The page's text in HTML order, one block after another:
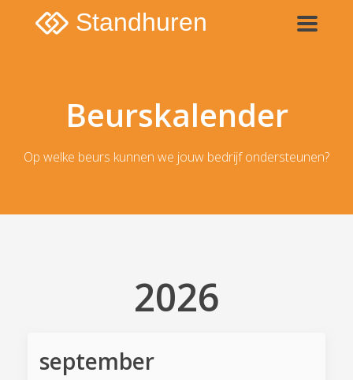
Standhuren
Beurskalender
Op welke beurs kunnen we jouw bedrijf ondersteunen?
2026
september